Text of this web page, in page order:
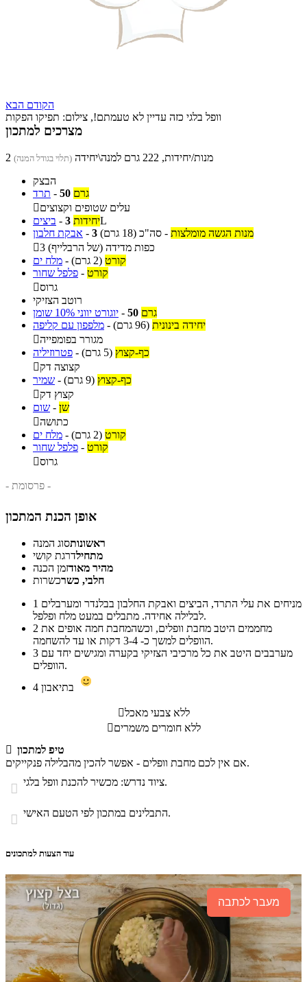
הקודם הבא
וופל בלגי כזה עדיין לא טעמתם!, צילום: תפיקו הפקות
מצרכים למתכון
2 מנות/יחידות, 222 גרם למנה\יחידה (תלוי בגודל המנה)
הבצק
תרד - 50 גרם
עלים שטופים וקצוצים
ביצים - 3 יחידותL
אבקת חלבון - 3 מנות הגשה מומלצות - סה"כ (18 גרם)

3 כפות מדידה (של הרבלייף)
מלח ים - קורט (2 גרם)
פלפל שחור - קורט
גרוס
רוטב הצזיקי
יוגורט יווני 10% שומן - 50 גרם
מלפפון עם קליפה - יחידה בינונית (96 גרם)
מגורר בפומפייה
פטרוזיליה - כף-קצוץ (5 גרם)
קצוצה דק
שמיר - כף-קצוץ (9 גרם)
קצוץ דק
שום - שן
כתושה
מלח ים - קורט (2 גרם)
פלפל שחור - קורט
גרוס
- פרסומת -
אופן הכנת המתכון
ראשונותסוג המנה
מתחילדרגת קושי
מהיר מאודזמן הכנה
חלבי, כשרכשרות
1
לבלילה אחידה. מתבלים במעט מלח ופלפל.
2
הוופלים למשך כ- 3-4 דקות או עד להשחמה.
3
הוופלים.
4
ללא צבעי מאכל
ללא חומרים משמרים
 טיפ למתכון
אם אין לכם מחבת וופלים - אפשר להכין מהבלילה פנקייקים.
 ציוד נדרש: מכשיר להכנת וופל בלגי.
 התבלינים במתכון לפי הטעם האישי.
עוד הצעות למתכונים
מעבר לכתבה